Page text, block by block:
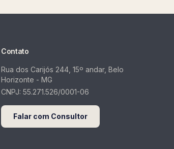
Contato
Rua dos Carijós 244, 15º andar, Belo
Horizonte - MG
CNPJ: 55.271.526/0001-06
Falar com Consultor